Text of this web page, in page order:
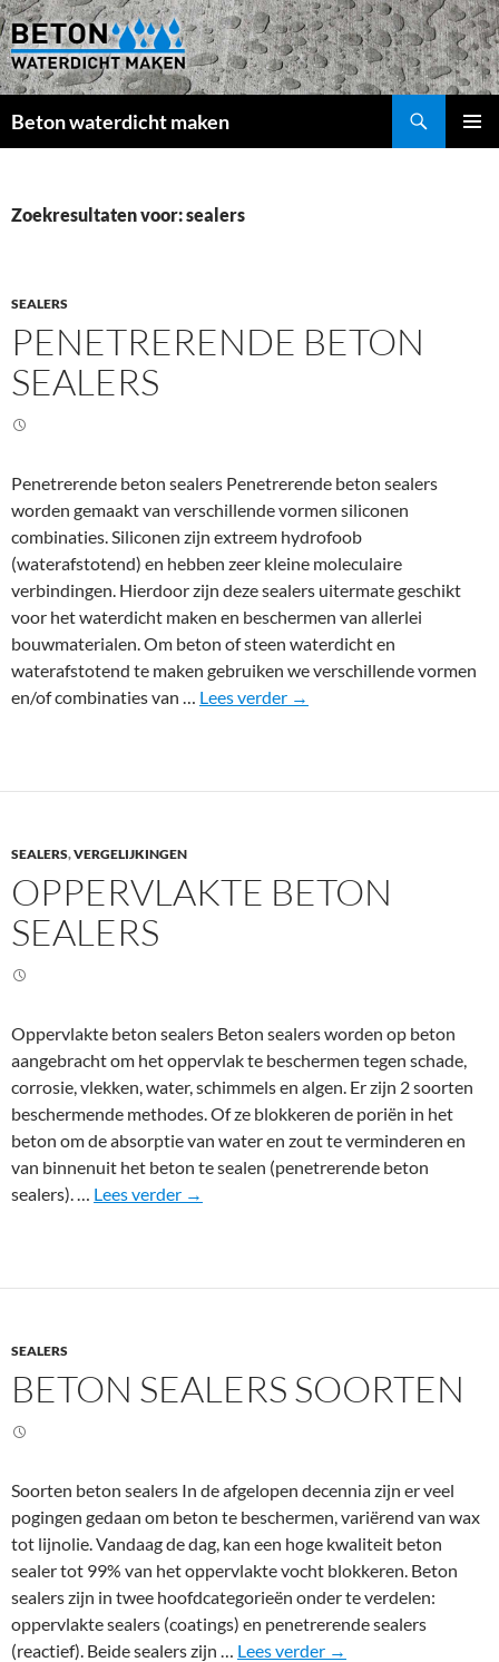
Beton waterdicht maken
INHOUD
Zoekresultaten voor: sealers
SEALERS
PENETRERENDE BETON
SEALERS
Penetrerende beton sealers Penetrerende beton sealers
worden gemaakt van verschillende vormen siliconen
combinaties. Siliconen zijn extreem hydrofoob
(waterafstotend) en hebben zeer kleine moleculaire
verbindingen. Hierdoor zijn deze sealers uitermate geschikt
voor het waterdicht maken en beschermen van allerlei
bouwmaterialen. Om beton of steen waterdicht en
waterafstotend te maken gebruiken we verschillende vormen
en/of combinaties van … Lees verder P
r
e
e
t
o
n
s
e
r
→
SEALERS,VERGELIJKINGEN
OPPERVLAKTE BETON
SEALERS
Oppervlakte beton sealers Beton sealers worden op beton
aangebracht om het oppervlak te beschermen tegen schade,
corrosie, vlekken, water, schimmels en algen. Er zijn 2 soorten
beschermende methodes. Of ze blokkeren de poriën in het
beton om de absorptie van water en zout te verminderen en
van binnenuit het beton te sealen (penetrerende beton
sealers). … Lees verder O
a
k
b
e
t
o
n
s
e
→
SEALERS
BETON SEALERS SOORTEN
Soorten beton sealers In de afgelopen decennia zijn er veel
pogingen gedaan om beton te beschermen, variërend van wax
tot lijnolie. Vandaag de dag, kan een hoge kwaliteit beton
sealer tot 99% van het oppervlakte vocht blokkeren. Beton
sealers zijn in twee hoofdcategorieën onder te verdelen:
oppervlakte sealers (coatings) en penetrerende sealers
(reactief). Beide sealers zijn … Lees verder B
→